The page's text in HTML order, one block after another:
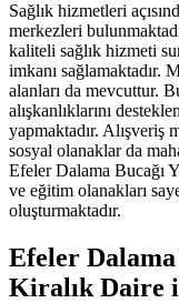
Sağlık hizmetleri
merkezleri
kaliteli sağlık hizmeti
imkanı sağlamaktadır.
alanları da mevcuttur.
alışkanlıklarını
yapmaktadır. Alışveriş
sosyal olanaklar da
Efeler Dalama Bucağı
ve eğitim olanakları
oluşturmaktadır.
Efeler Dalama
Kiralık Daire